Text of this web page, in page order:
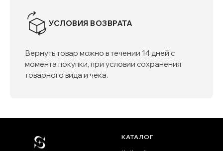
УСЛОВИЯ ВОЗВРАТА
Вернуть товар можно в течении 14 дней с
момента покупки, при условии сохранения
товарного вида и чека.
КАТАЛОГ